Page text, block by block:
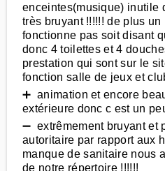
enceintes(musique) inutile
très bruyant !!!!!! de plus
fonctionne pas soit disant
donc 4 toilettes et 4
prestation qui sont sur le
fonction salle de jeux et
➕ animation et encore
extérieure donc c est un
➖ extrêmement bruyant et
autoritaire par rapport aux
manque de sanitaire nous
de notre répertoire !!!!!!